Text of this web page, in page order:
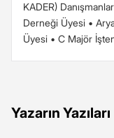
KADER)
Derneği Üyesi •
Üyesi • C Majör
Yazarın Yazıları